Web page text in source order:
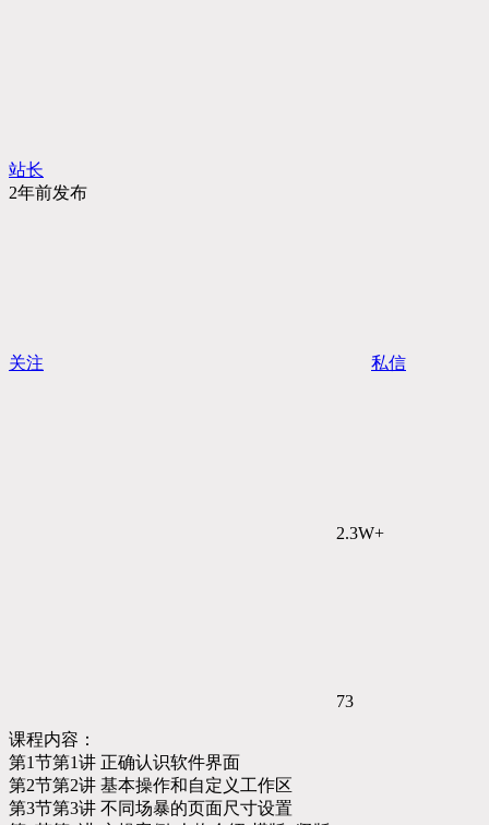
站长
2年前发布
关注 私信
2.3W+
73
课程内容：
第1节第1讲 正确认识软件界面
第2节第2讲 基本操作和自定义工作区
第3节第3讲 不同场暴的页面尺寸设置